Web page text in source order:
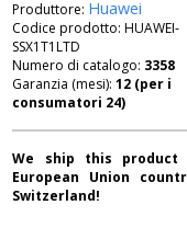
Produttore: Huawei
Codice prodotto:HUAWEI-
SSX1T1LTD
Numero di catalogo: 3358
Garanzia (mesi):
We ship this product
European Union
Switzerland!